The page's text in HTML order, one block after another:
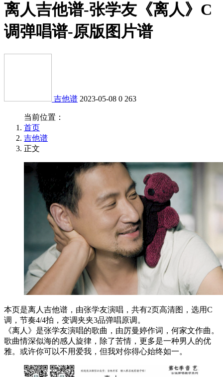
离人吉他谱-张学友《离人》C
调弹唱谱-原版图片谱
吉他谱 2023-05-08 0 263
当前位置：
首页
吉他谱
正文
本页是离人吉他谱，由张学友演唱，共有2页高清图，选用C
调，节奏4/4拍，变调夹夹3品弹唱原调。
《离人》是张学友演唱的歌曲，由厉曼婷作词，何家文作曲。
歌曲情深似海的感人旋律，除了苦情，更多是一种男人的优
雅。或许你可以不用爱我，但我对你得心始终如一。